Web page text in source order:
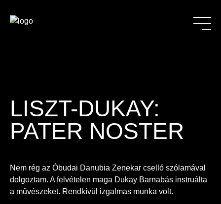
LISZT-DUKAY:
PATER NOSTER
Nem rég az Óbudai Danubia Zenekar cselló szólamával
dolgoztam. A felvételen maga Dukay Barnabás instruálta
a művészeket. Rendkívül izgalmas munka volt.